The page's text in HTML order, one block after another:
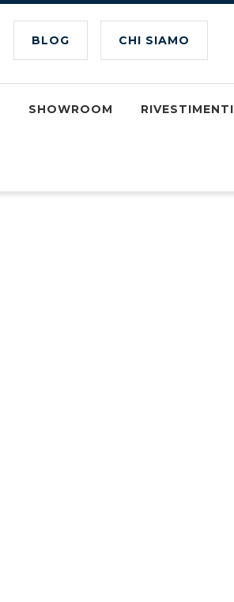
BLOG CHI SIAMO
SHOWROOM RIVESTIMENTI